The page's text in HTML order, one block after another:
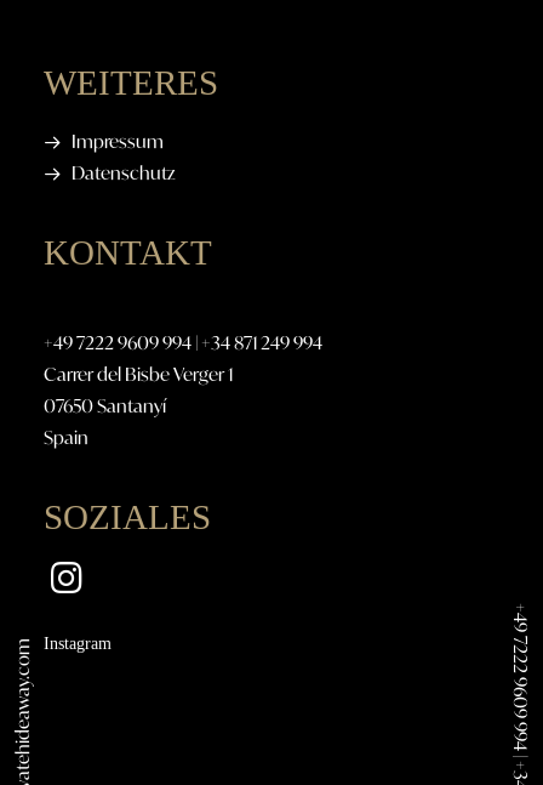
+49 7222 9609 994
|
WEITERES
Impressum
Datenschutz
KONTAKT
+49 7222 9609 994 | +34 871 249 994
Carrer del Bisbe Verger 1
07650 Santanyí
Spain
SOZIALES
Instagram